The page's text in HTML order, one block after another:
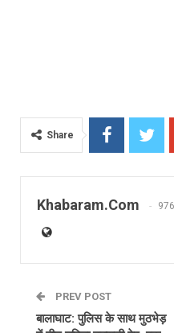
Share
Khabaram.Com
PREV POST
बालाघाट: पुलिस के साथ मुठभेड़